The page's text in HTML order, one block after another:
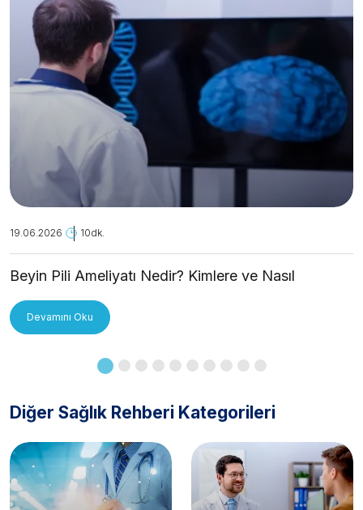
19.06.2026 10dk.
Beyin Pili Ameliyatı Nedir? Kimlere ve Nasıl
Devamını Oku
Diğer Sağlık Rehberi Kategorileri